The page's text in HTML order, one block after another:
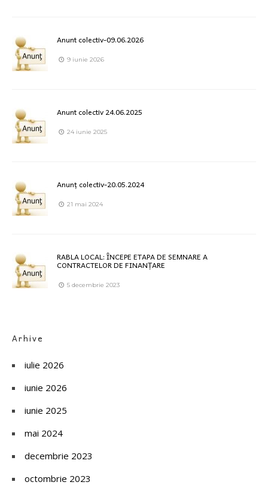
Anunt colectiv-09.06.2026
9 iunie 2026
Anunt colectiv 24.06.2025
24 iunie 2025
Anunț colectiv-20.05.2024
21 mai 2024
RABLA LOCAL: ÎNCEPE ETAPA DE SEMNARE A
CONTRACTELOR DE FINANȚARE
5 decembrie 2023
Arhive
iulie 2026
iunie 2026
iunie 2025
mai 2024
decembrie 2023
octombrie 2023